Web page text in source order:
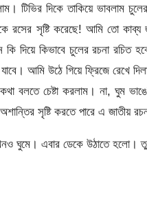
টিভির দিকে তাকিয়ে ভাবলাম
রসের সৃষ্টি করেছে! আমি তো
দিয়ে কিভাবে চুলের রচনা
আমি উঠে গিয়ে ফ্রিজে রেখে
কথা বলতে চেষ্টা করলাম। না, ঘুম
সৃষ্টি করতে পারে এ জাতীয়
ঘুমে। এবার ডেকে উঠাতে হলো।